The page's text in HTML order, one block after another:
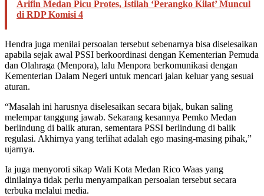
Arifin Medan Picu Protes, Istilah ‘Perangko Kilat’ Muncul
di RDP Komisi 4
Hendra juga menilai persoalan tersebut sebenarnya bisa diselesaikan
apabila sejak awal PSSI berkoordinasi dengan Kementerian Pemuda
dan Olahraga (Menpora), lalu Menpora berkomunikasi dengan
Kementerian Dalam Negeri untuk mencari jalan keluar yang sesuai
aturan.
“Masalah ini harusnya diselesaikan secara bijak, bukan saling
melempar tanggung jawab. Sekarang kesannya Pemko Medan
berlindung di balik aturan, sementara PSSI berlindung di balik
regulasi. Akhirnya yang terlihat adalah ego masing-masing pihak,”
ujarnya.
Ia juga menyoroti sikap Wali Kota Medan Rico Waas yang
dinilainya tidak perlu menyampaikan persoalan tersebut secara
terbuka melalui media.